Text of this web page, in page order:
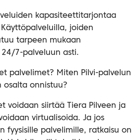
kapasiteettitarjontaa
joiden
tarpeen mukaan
7-palveluun asti.
palvelimet? Miten Pilvi-palvelun
osalta onnistuu?
voidaan siirtää Tiera Pilveen ja
virtualisoida. Ja jos
fyysisille palvelimille, ratkaisu on